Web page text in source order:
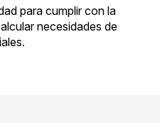
para cumplir con la
necesidades de